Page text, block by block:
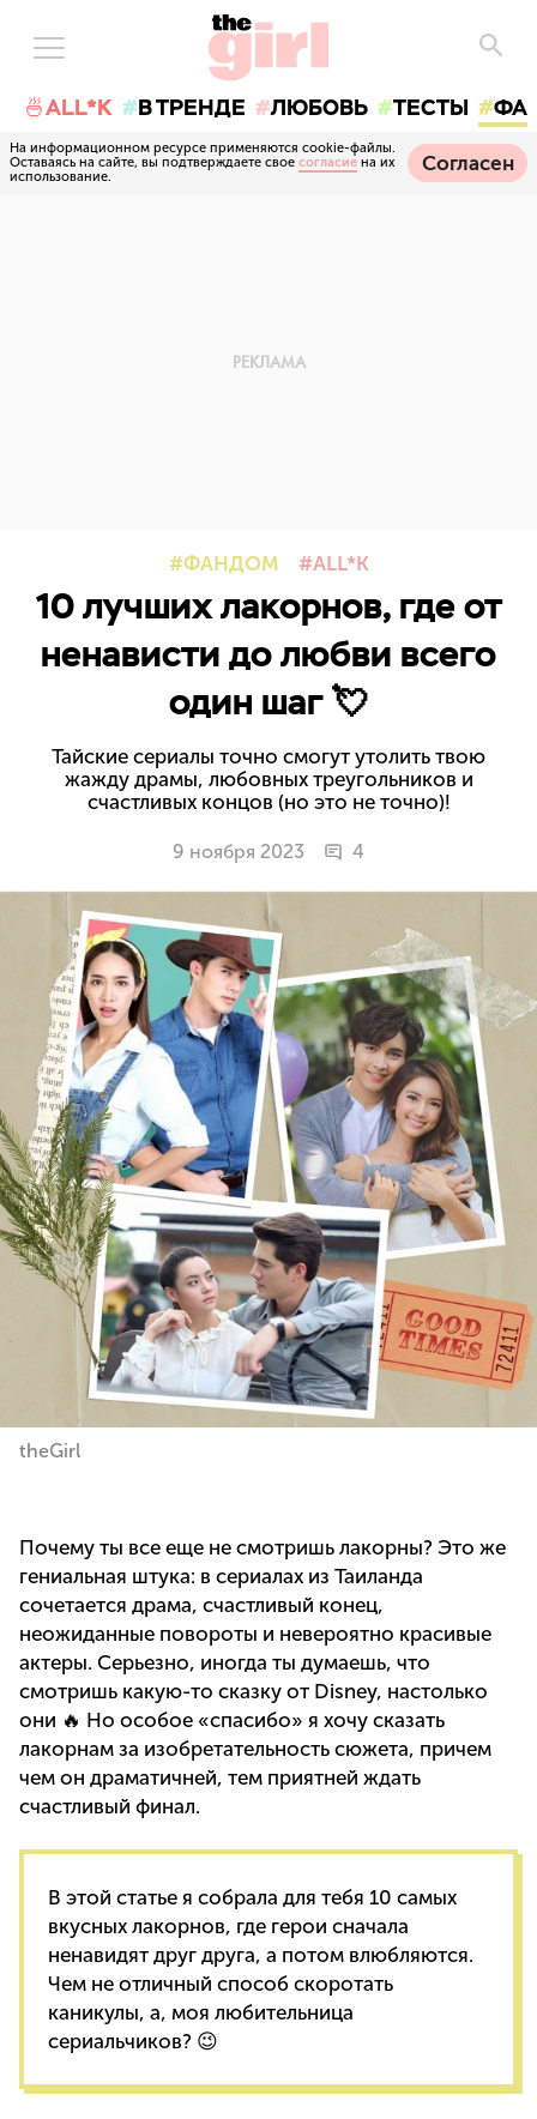
🍜ALL*K В ТРЕНДЕ ЛЮБОВЬ ТЕСТЫ
На информационном ресурсе применяются cookie-файлы.
Оставаясь на сайте, вы подтверждаете свое согласие на их
использование.
Согласен
ФАНДОМ ALL*K
10 лучших лакорнов, где от
ненависти до любви всего
один шаг 💘
Тайские сериалы точно смогут утолить твою
жажду драмы, любовных треугольников и
счастливых концов (но это не точно)!
9 ноября 2023 4
theGirl
Почему ты все еще не смотришь лакорны? Это же
гениальная штука: в сериалах из Таиланда
сочетается драма, счастливый конец,
неожиданные повороты и невероятно красивые
актеры. Серьезно, иногда ты думаешь, что
смотришь какую-то сказку от Disney, настолько
они 🔥 Но особое «спасибо» я хочу сказать
лакорнам за изобретательность сюжета, причем
чем он драматичней, тем приятней ждать
счастливый финал.
В этой статье я собрала для тебя 10 самых
вкусных лакорнов, где герои сначала
ненавидят друг друга, а потом влюбляются.
Чем не отличный способ скоротать
каникулы, а, моя любительница
сериальчиков? 😉